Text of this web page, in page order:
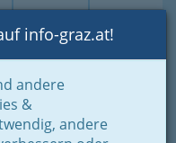
Login Toggle
info-graz.at!
andere
&
andere
der grünen Mark